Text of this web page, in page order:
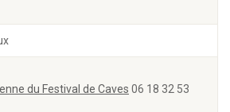
du Festival de Caves 06 18 32 53